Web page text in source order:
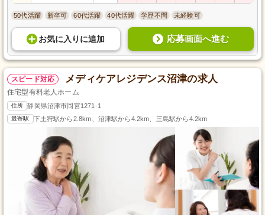
50代活躍 新卒可 60代活躍 40代活躍 学歴不問 未経験可
お気に入り に追加 応募画面へ進む
スピード対応 メディケアレジデンス沼津の求人
住宅型有料老人ホーム
住所 静岡県沼津市岡宮1271-1
最寄駅 下土狩駅から2.8km、沼津駅から4.2km、三島駅から4.2km